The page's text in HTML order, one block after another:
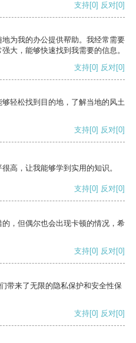
支持[0] 反对[0]
为我的办公提供帮助。我经常需要
大，能够快速找到我需要的信息。
支持[0] 反对[0]
轻松找到目的地，了解当地的风土
支持[0] 反对[0]
高，让我能够学到实用的知识。
支持[0] 反对[0]
，但偶尔也会出现卡顿的情况，希
支持[0] 反对[0]
带来了无限的隐私保护和安全性保
支持[0] 反对[0]